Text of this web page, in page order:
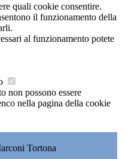
quali cookie consentire.
il funzionamento della
al funzionamento potete
non possono essere
nella pagina della cookie
Tortona